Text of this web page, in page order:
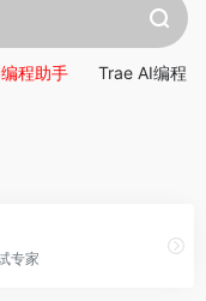
程助手 Trae AI编程
专家